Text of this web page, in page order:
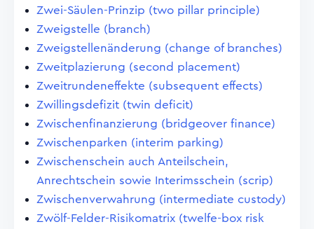
Zwei-Säulen-Prinzip (two pillar principle)
Zweigstelle (branch)
Zweigstellenänderung (change of branches)
Zweitplazierung (second placement)
Zweitrundeneffekte (subsequent effects)
Zwillingsdefizit (twin deficit)
Zwischenfinanzierung (bridgeover finance)
Zwischenparken (interim parking)
Zwischenschein auch Anteilschein,
Anrechtschein sowie Interimsschein (scrip)
Zwischenverwahrung (intermediate custody)
Zwölf-Felder-Risikomatrix (twelfe-box risk